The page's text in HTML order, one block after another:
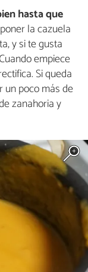
hasta que
la cazuela
y si te gusta
empiece
Si queda
un poco más de
zanahoria y